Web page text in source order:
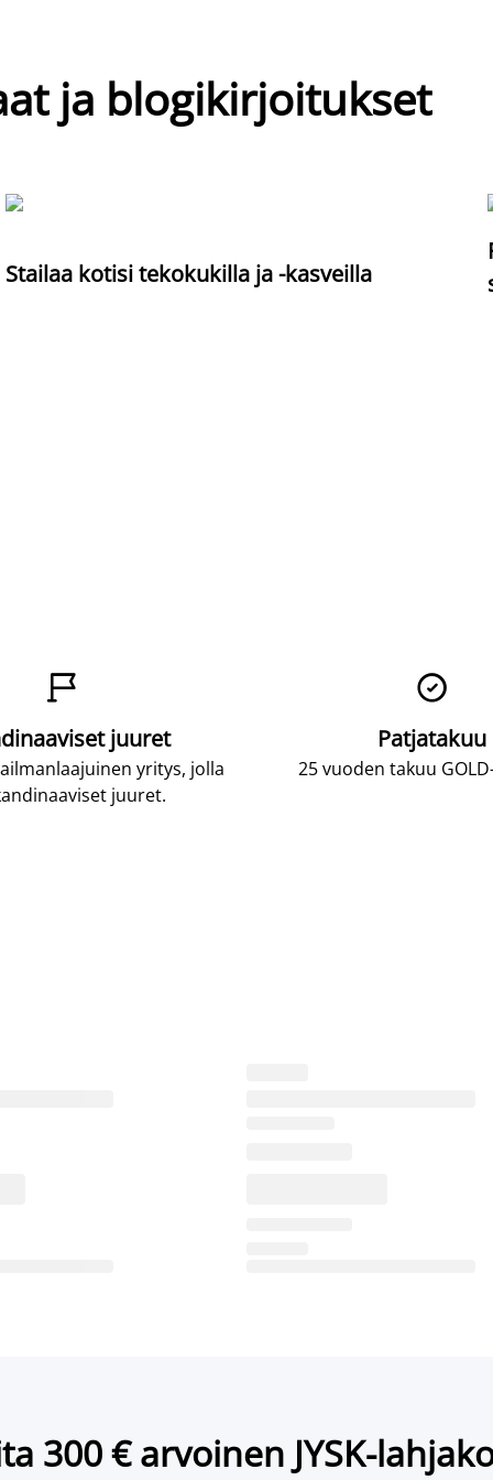
ja blogikirjoitukset
Stailaa kotisi tekokukilla ja -kasveilla

juuret
yritys, jolla
juuret.

Patjatakuu
25 vuoden takuu
300 € arvoinen JYSK-